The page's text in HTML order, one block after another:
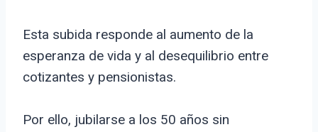
Esta subida responde al aumento de la
esperanza de vida y al desequilibrio entre
cotizantes y pensionistas.
Por ello, jubilarse a los 50 años sin